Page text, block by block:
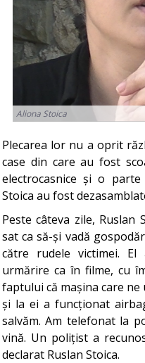
Aliona Stoica
Plecarea lor nu a oprit
case din care au fost
electrocasnice și o
Stoica au fost
Peste câteva zile,
sat ca să-și vadă
către rudele victimei.
urmărire ca în filme, cu
faptului că mașina care
și la ei a funcționat
salvăm. Am telefonat la
vină. Un polițist a
declarat Ruslan Stoica.